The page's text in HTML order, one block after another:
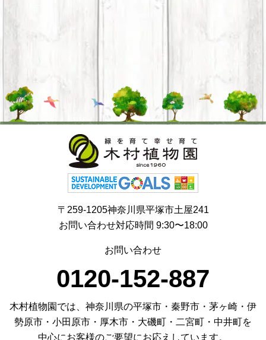
〒259-1205神奈川県平塚市土屋241
お問い合わせ対応時間 9:30〜18:00
お問い合わせ
0120-152-887
木村植物園では、神奈川県の平塚市・秦野市・茅ヶ崎・伊
勢原市・小田原市・厚木市・大磯町・二宮町・中井町を
中心にお客様のご要望にお応えしています。